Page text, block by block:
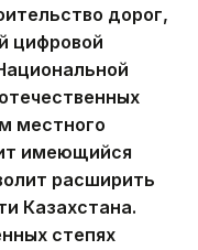
дорог,
цифровой
местного
имеющийся
расширить
Казахстана.
степях